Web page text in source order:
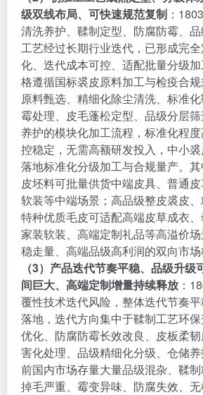
级双线布局、可快速规范复制 ：
清洗养护、鞣制定型、防腐防霉、
工艺经过长期行业迭代，已形成完
化、迭代成本可控、适配批量分级
格遵循国标裘皮原料加工与检疫合
原料甄选、精细化除尘清洗、标准
霉处理、皮毛蓬松定型、品级分层
养护的模块化加工流程，标准化程
控稳定，无需高额研发投入，中小
落地标准化分级加工与合规量产。
皮坯料可批量供货中端皮具、普通
软装等中端场景；高品级整皮裘皮、
特种优质毛皮可适配高端皮草成衣
家装软装、高端定制礼品等高溢价
稳走量、高端品级高利润的双向市场
（3）产品迭代节奏平稳、品级升
间巨大、高端定制增量持续释放 ：
覆性技术迭代风险，整体迭代节奏
落地，迭代方向集中于鞣制工艺环
优化、防腐防霉长效改良、皮板柔
害化处理、品级精细化分级、仓储
前国内市场存量大量品级混杂、鞣制
掉毛严重、霉变异味、防腐失效、